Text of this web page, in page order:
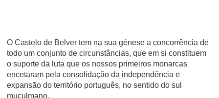
O Castelo de Belver tem na sua génese a concorrência de
todo um conjunto de circunstâncias, que em si constituem
o suporte da luta que os nossos primeiros monarcas
encetaram pela consolidação da independência e
expansão do território português, no sentido do sul
muçulmano.